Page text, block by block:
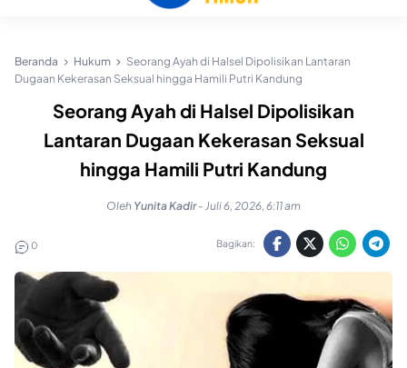
Beranda Hukum
Seorang Ayah di Halsel Dipolisikan Lantaran
Dugaan Kekerasan Seksual hingga Hamili Putri Kandung
Seorang Ayah di Halsel Dipolisikan
Lantaran Dugaan Kekerasan Seksual
hingga Hamili Putri Kandung
Oleh Yunita Kadir - Juli 6, 2026, 6:11 am
0 Bagikan: